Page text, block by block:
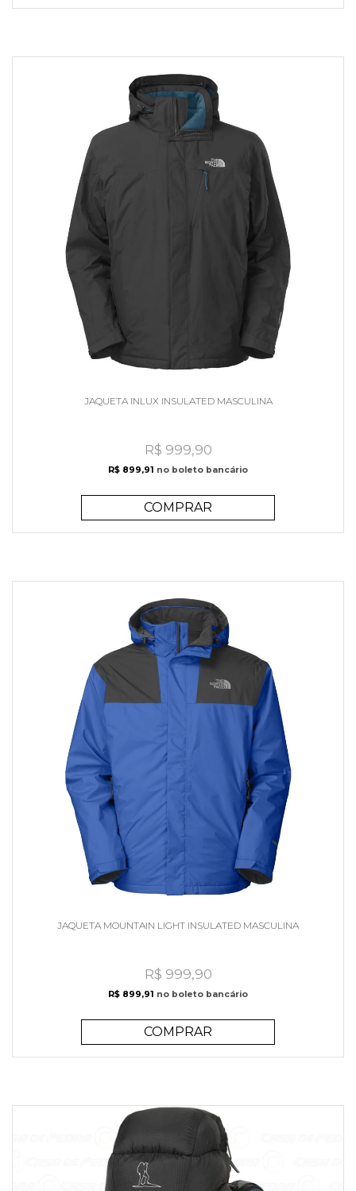
JAQUETA INLUX INSULATED MASCULINA
R$ 999,90
R$ 899,91 no boleto bancário
COMPRAR
JAQUETA MOUNTAIN LIGHT INSULATED MASCULINA
R$ 999,90
R$ 899,91 no boleto bancário
COMPRAR